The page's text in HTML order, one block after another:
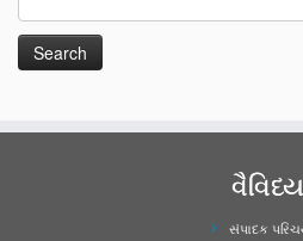
વૈવિધ્ય
સંપાદક